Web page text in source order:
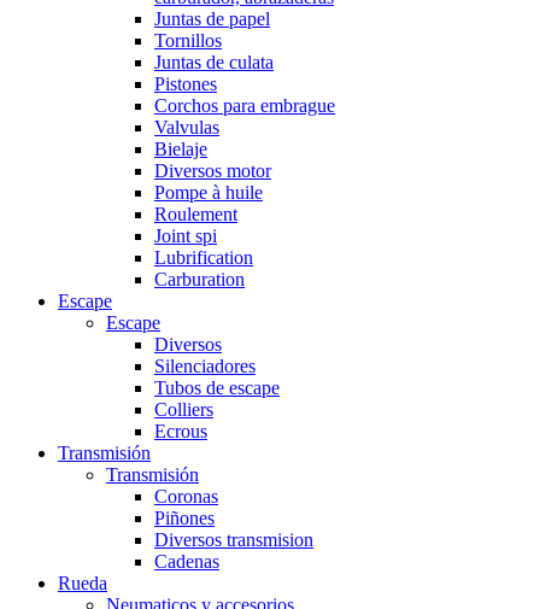
Juntas de papel
Tornillos
Juntas de culata
Pistones
Corchos para embrague
Valvulas
Bielaje
Diversos motor
Pompe à huile
Roulement
Joint spi
Lubrification
Carburation
Escape
Escape
Diversos
Silenciadores
Tubos de escape
Colliers
Ecrous
Transmisión
Transmisión
Coronas
Piñones
Diversos transmision
Cadenas
Rueda